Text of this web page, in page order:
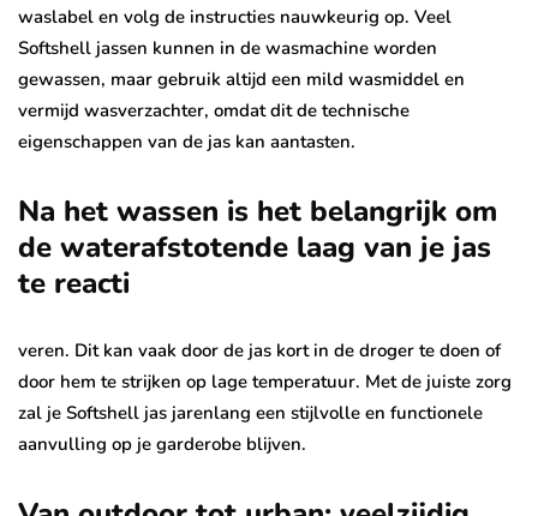
waslabel en volg de instructies nauwkeurig op. Veel
Softshell jassen kunnen in de wasmachine worden
gewassen, maar gebruik altijd een mild wasmiddel en
vermijd wasverzachter, omdat dit de technische
eigenschappen van de jas kan aantasten.
Na het wassen is het belangrijk om
de waterafstotende laag van je jas
te reacti
veren. Dit kan vaak door de jas kort in de droger te doen of
door hem te strijken op lage temperatuur. Met de juiste zorg
zal je Softshell jas jarenlang een stijlvolle en functionele
aanvulling op je garderobe blijven.